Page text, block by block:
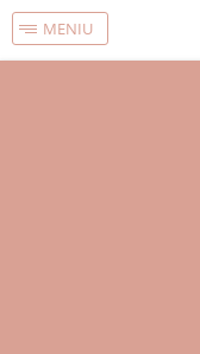
MENIU